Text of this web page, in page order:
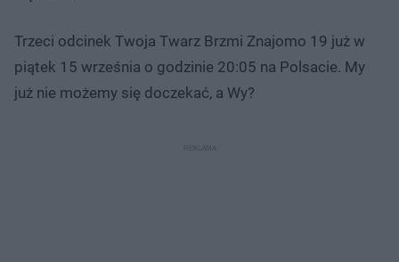
Trzeci odcinek Twoja Twarz Brzmi Znajomo 19 już w
piątek 15 września o godzinie 20:05 na Polsacie. My
już nie możemy się doczekać, a Wy?